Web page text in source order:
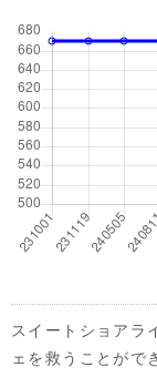
スイートショアラ
ェを救うことがで